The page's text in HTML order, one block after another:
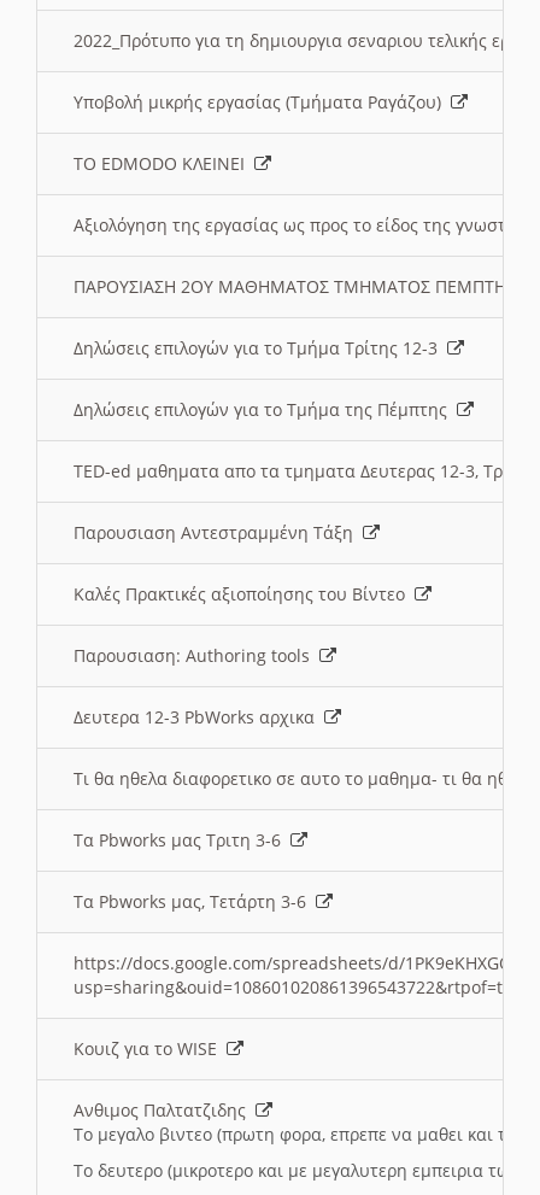
2022_Πρότυπο για τη δημιουργια σεναριου τελικής
Υποβολή μικρής εργασίας (Τμήματα Ραγάζου)
ΤΟ EDMODO ΚΛΕΙΝΕΙ
Αξιολόγηση της εργασίας ως προς το είδος της
ΠΑΡΟΥΣΙΑΣΗ 2ΟΥ ΜΑΘΗΜΑΤΟΣ ΤΜΗΜΑΤΟΣ
Δηλώσεις επιλογών για το Τμήμα Τρίτης 12-3
Δηλώσεις επιλογών για το Τμήμα της Πέμπτης
TED-ed μαθηματα απο τα τμηματα Δευτερας 12-3,
Παρουσιαση Αντεστραμμένη Τάξη
Καλές Πρακτικές αξιοποίησης του Βίντεο
Παρουσιαση: Authoring tools
Δευτερα 12-3 PbWorks αρχικα
Τι θα ηθελα διαφορετικο σε αυτο το μαθημα- τι θα
Τα Pbworks μας Τριτη 3-6
Τα Pbworks μας, Τετάρτη 3-6
https://docs.google.com/spreadsheets/d/
Κουιζ για το WISE
Ανθιμος Παλτατζιδης
Το μεγαλο βιντεο (πρωτη φορα, επρεπε να μαθει και το
Το δευτερο (μικροτερο και με μεγαλυτερη εμπειρια